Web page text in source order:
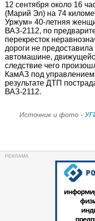
12 сентября около 16
(Марий Эл) на 74
Уржум» 40-летняя
ВАЗ-2112, по
перекресток
дороги не
автомашине,
следствие чего
КамАЗ под управлением
результате ДТП
ВАЗ-2112.
Источник и фото -